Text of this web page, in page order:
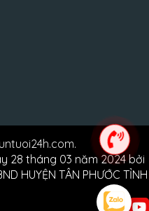
.
28 tháng 03 năm 2024 bởi
HUYỆN TÂN PHƯỚC TỈNH